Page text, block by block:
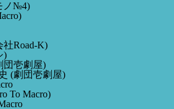
ノ№4)
社Road-K)
)
団壱劇屋)
(劇団壱劇屋)
To Macro)